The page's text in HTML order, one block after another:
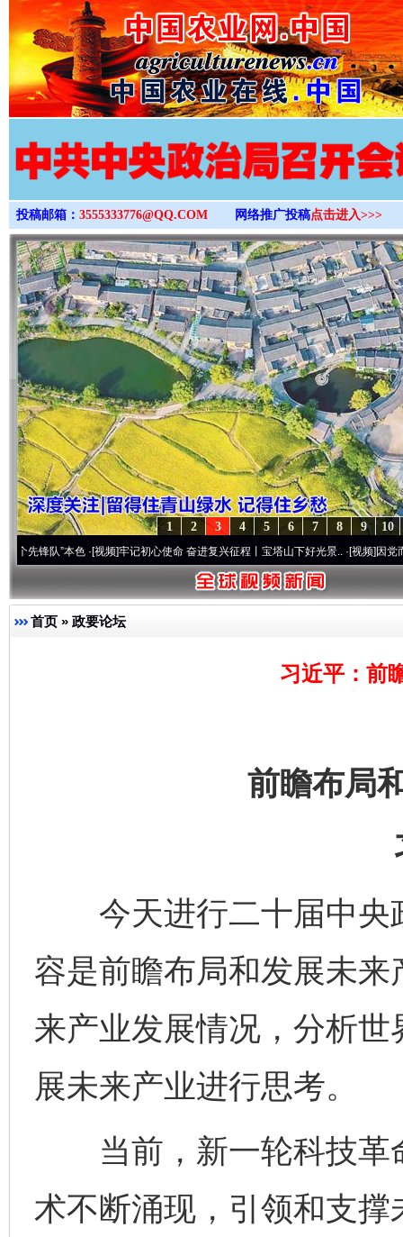
>
投稿邮箱： 3555333776@QQ.COM 网络推广投稿点击进入>>>
10
9
8
7
6
5
4
3
2
1
”本色·[视频]牢记初心使命 奋进复兴征程丨宝塔山下好光景..·[视频]因党而生 为党
首页 » 政要论坛
习近平：前
前瞻布局
今天进行二十届中央
容是前瞻布局和发展未
来产业发展情况，分析
展未来产业进行思考。
当前，新一轮科技革
术不断涌现，引领和支